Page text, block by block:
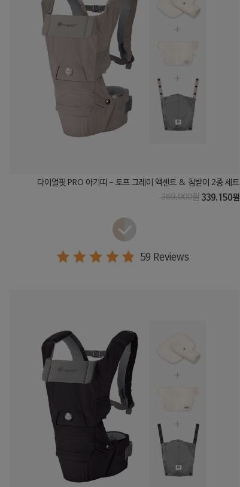
다이얼핏 PRO 아기띠 - 토프 그레이 액센트 & 침받이 2종 세트
369,000원 339,150원
59 Reviews